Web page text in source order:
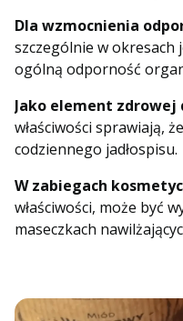
Dla wzmocnienia
szczególnie w okresach
ogólną odporność
Jako element
właściwości sprawiają,
codziennego jadłospisu.
W zabiegach
właściwości, może być
maseczkach